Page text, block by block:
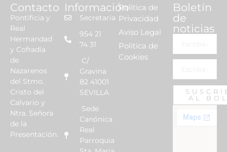
Contacto
Pontificia y
Real
Hermandad
y Cofradía
de
Nazarenos
del Stmo.
Cristo del
Calvario y
Ntra. Señora
de la
Presentación.
Información
Secretaria
954 21
74 31
C/
Gravina
82 41001
SEVILLA
Sede
Canónica
Real
Parroquia
Política de
Privacidad
Aviso Legal
Política de
Cookies
Boletín
de
noticias
AL